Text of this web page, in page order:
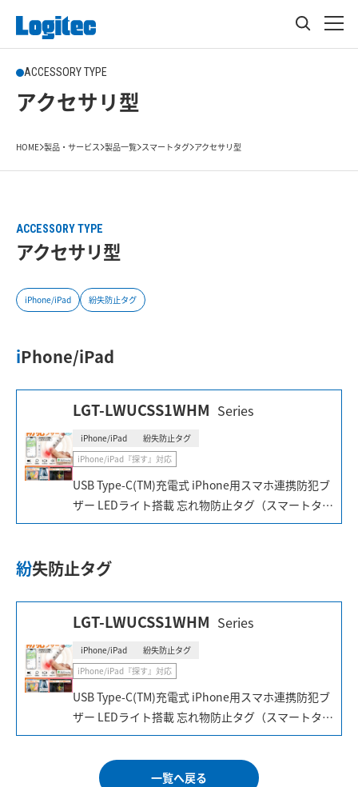
ACCESSORY TYPE
アクセサリ型
HOME 製品・サービス 製品一覧 スマートタグ アクセサリ型
ACCESSORY TYPE
アクセサリ型
iPhone/iPad 紛失防止タグ
iPhone/iPad
LGT-LWUCSS1WHM Series
iPhone/iPad
紛失防止タグ
iPhone/iPad『探す』対応
USB Type-C(TM)充電式 iPhone用スマホ連携防犯ブ
ザー LEDライト搭載 忘れ物防止タグ（スマートタ
グ） 紛失防止タグ機能に加え、暗い道を照らす
で危険をしっかり周囲に知らせiPhoneの「緊急
す。SOSアラーム音（大音量ブザー）作動と同時に
iPhoneの「緊急SOS」を起動。警察・消防・海上保
安庁へすぐ通報でき、さらに事前登録した連絡先へ
位置情報付きSMSを自動で送信できます。
紛失防止タグ
LGT-LWUCSS1WHM Series
iPhone/iPad
紛失防止タグ
iPhone/iPad『探す』対応
USB Type-C(TM)充電式 iPhone用スマホ連携防犯ブ
ザー LEDライト搭載 忘れ物防止タグ（スマートタ
グ） 紛失防止タグ機能に加え、暗い道を照らす
LEDライト、85dBの大音量ブザー、赤色点滅ライト
で危険をしっかり周囲に知らせiPhoneの「緊急
一覧へ戻る